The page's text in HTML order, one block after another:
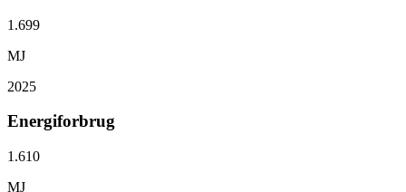
1.699
MJ
2025
Energiforbrug
1.610
MJ